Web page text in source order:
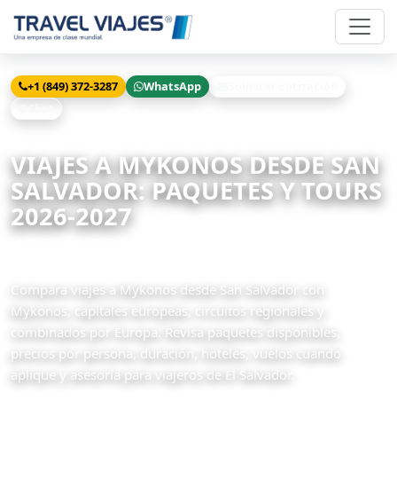
+1 (849) 372-3287 WhatsApp
VIAJES A MYKONOS DESDE SAN
SALVADOR: PAQUETES Y TOURS
2026-2027
Compara viajes a Mykonos desde San Salvador con
Mykonos, capitales europeas, circuitos regionales y
combinados por Europa. Revisa paquetes disponibles,
precios por persona, duración, hoteles, vuelos cuando
aplique y asesoría para viajeros de El Salvador.